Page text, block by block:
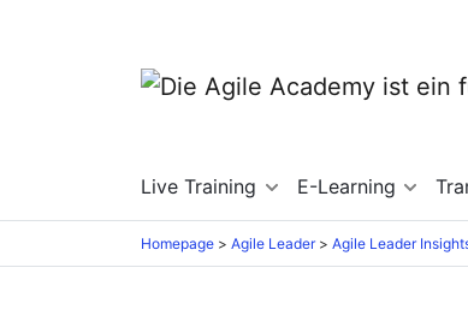
Live Training E-Learning
Homepage Agile Leader Agile Leader